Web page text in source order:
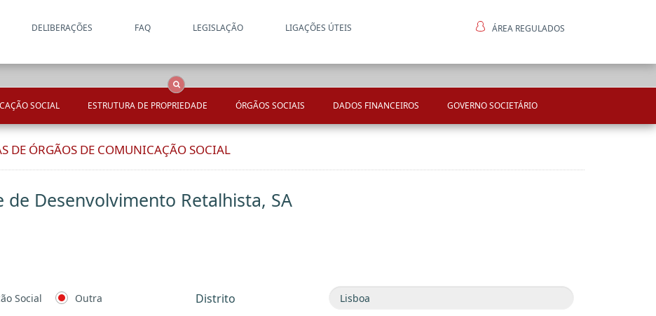
DELIBERAÇÕES FAQ LEGISLAÇÃO LIGAÇÕES ÚTEIS ÁREA REGULADOS
SOCIAL ESTRUTURA DE PROPRIEDADE ÓRGÃOS SOCIAIS DADOS FINANCEIROS GOVERNO SOCIETÁRIO
DE ÓRGÃOS DE COMUNICAÇÃO SOCIAL
de Desenvolvimento Retalhista, SA
Social Outra Distrito